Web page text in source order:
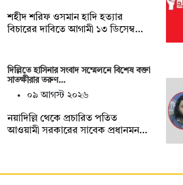
শহীদ শরিফ ওসমান হাদি হত্যার
বিচারের দাবিতে আগামী ১৩ ডিসেম্ব…
দিল্লিতে হাসিনার সংবাদ সম্মেলনে বিশেষ বক্তা
সাতক্ষীরার তরুণ…
০৯ আগস্ট ২০২৬
নয়াদিল্লি থেকে প্রচারিত পতিত
আওয়ামী সরকারের সাবেক প্রধানমন…